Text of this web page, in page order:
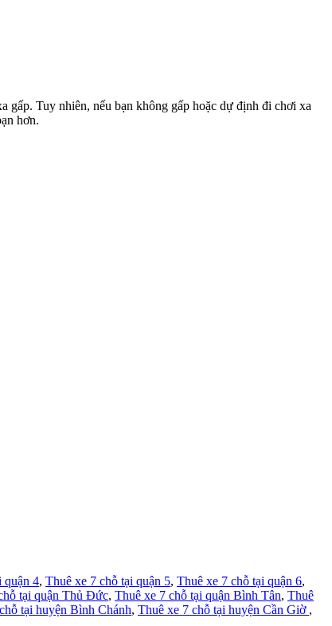
gấp. Tuy nhiên, nếu bạn không gấp hoặc dự định đi chơi xa
hơn.
quận 4, Thuê xe 7 chỗ tại quận 5, Thuê xe 7 chỗ tại quận 6,
tại quận Thủ Đức, Thuê xe 7 chỗ tại quận Bình Tân, Thuê
tại huyện Bình Chánh, Thuê xe 7 chỗ tại huyện Cần Giờ ,